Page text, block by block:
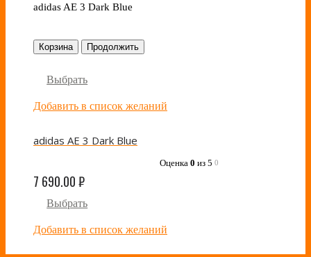
adidas AE 3 Dark Blue
Корзина Продолжить
Выбрать
Добавить в список желаний
adidas AE 3 Dark Blue
Оценка 0 из 5 0
7 690.00₽
Выбрать
Добавить в список желаний